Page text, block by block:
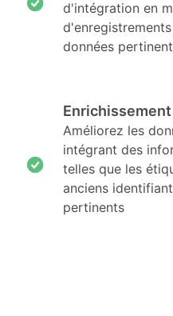
d'intégration en
données
Améliorez les
intégrant des
telles que les
anciens
pertinents